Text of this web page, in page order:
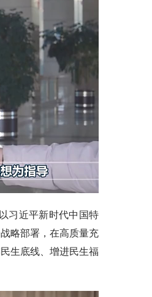
习近平新时代中国特
略部署，在高质量充
生底线、增进民生福